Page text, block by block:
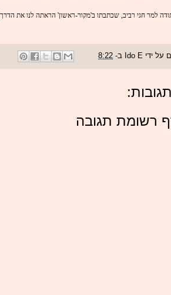
למר חגי רביב, שכתבתו ב'מקור-ראשון' הראתה לנו את
על ידי Ido E ב- 8:22
רשומת תגובה